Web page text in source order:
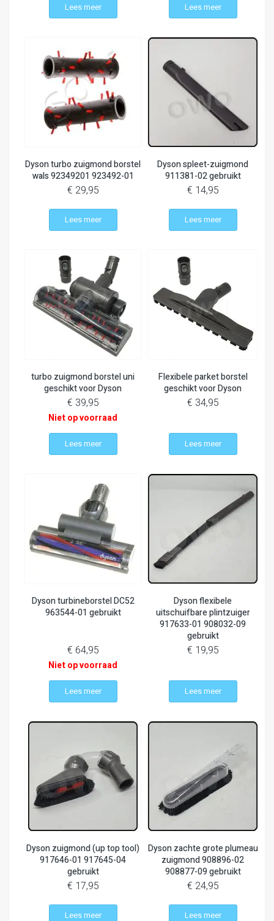
Lees meer Lees meer
Dyson turbo zuigmond borstel
wals 92349201 923492-01
€ 29,95
Lees meer
Dyson spleet-zuigmond
911381-02 gebruikt
€ 14,95
Lees meer
turbo zuigmond borstel uni
geschikt voor Dyson
€ 39,95
Niet op voorraad
Lees meer
Flexibele parket borstel
geschikt voor Dyson
€ 34,95
Lees meer
Dyson turbineborstel DC52
963544-01 gebruikt
€ 64,95
Niet op voorraad
Lees meer
Dyson flexibele
uitschuifbare plintzuiger
917633-01 908032-09
gebruikt
€ 19,95
Lees meer
Dyson zuigmond (up top tool)
917646-01 917645-04
gebruikt
€ 17,95
Lees meer
Dyson zachte grote plumeau
zuigmond 908896-02
908877-09 gebruikt
€ 24,95
Lees meer